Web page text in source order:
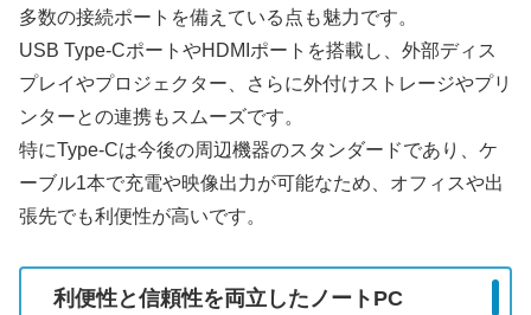
多数の接続ポートを備えている点も魅力です。
USB Type-CポートやHDMIポートを搭載し、外部ディス
プレイやプロジェクター、さらに外付けストレージやプリ
ンターとの連携もスムーズです。
特にType-Cは今後の周辺機器のスタンダードであり、ケ
ーブル1本で充電や映像出力が可能なため、オフィスや出
張先でも利便性が高いです。
利便性と信頼性を両立したノートPC